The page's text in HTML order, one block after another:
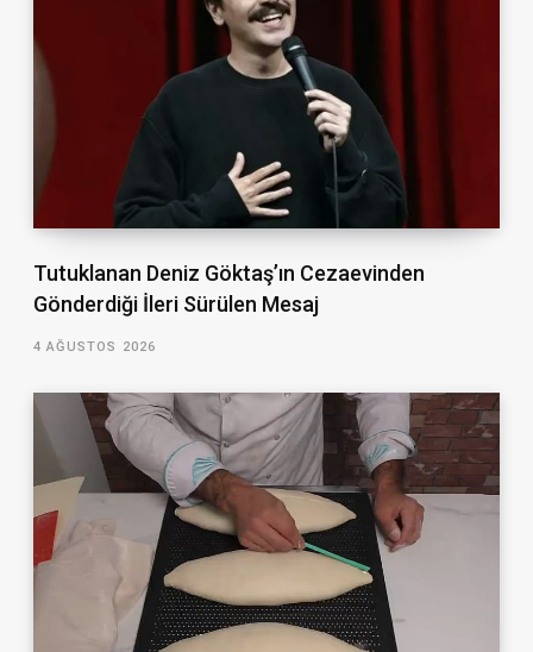
Tutuklanan Deniz Göktaş’ın Cezaevinden
Gönderdiği İleri Sürülen Mesaj
4 AĞUSTOS 2026